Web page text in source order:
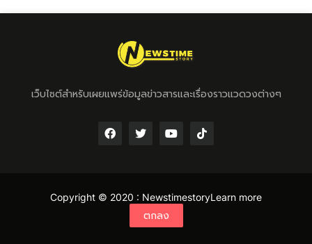
เว็บไซต์สำหรับเผยแพร่ข้อมูลข่าวสารและเรื่องราวแวดวงต่างๆ
Copyright © 2020 : NewstimestoryLearn more
ตกลง